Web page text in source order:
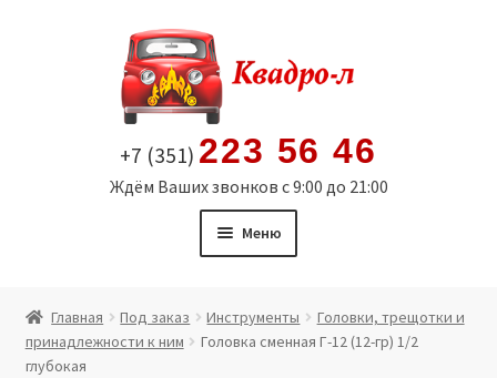
содержимому
+7 (351) 223 56 46
Ждём Ваших звонков с 9:00 до 21:00
Меню
Витрина
Главная Под заказ Инструменты
Головки, трещотки и
принадлежности к ним
Головка сменная Г-12 (12-гр) 1/2
глубокая